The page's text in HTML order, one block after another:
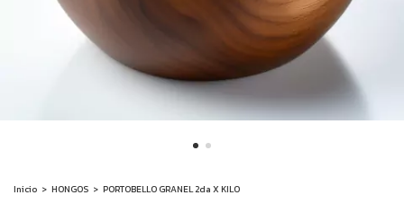
Inicio > HONGOS > PORTOBELLO GRANEL 2da X KILO